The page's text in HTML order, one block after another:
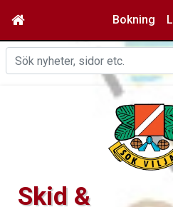
Bokning
Skid &